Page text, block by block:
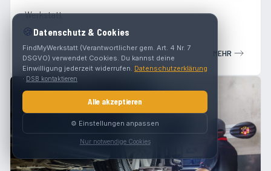
Werkstatt
MEHR
🍪Datenschutz & Cookies
FindMyWerkstatt (Verantwortlicher gem. Art. 4 Nr. 7
DSGVO) verwendet Cookies. Du kannst deine
Einwilligung jederzeit widerrufen. Datenschutzerklärung
· DSB kontaktieren
Alle akzeptieren
⚙️ Einstellungen anpassen
Nur notwendige Cookies